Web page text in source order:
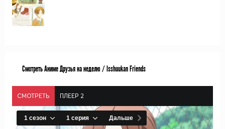
Смотреть Аниме Друзья на неделю / Isshuukan Friends
СМОТРЕТЬ ПЛЕЕР 2